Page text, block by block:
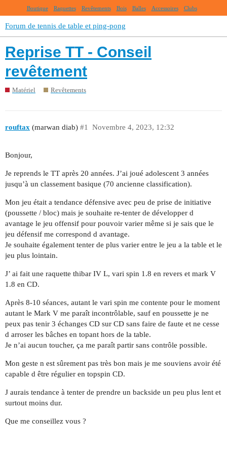
Boutique Raquettes Revêtements Bois Balles Accessoires Clubs
Forum de tennis de table et ping-pong
Reprise TT - Conseil
revêtement
Matériel Revêtements
rouftax (marwan diab) Novembre 4, 2023, 12:32
#1
Bonjour,
Je reprends le TT après 20 années. J’ai joué adolescent 3 années
jusqu’à un classement basique (70 ancienne classification).
Mon jeu était a tendance défensive avec peu de prise de initiative
(poussette / bloc) mais je souhaite re-tenter de développer d
avantage le jeu offensif pour pouvoir varier même si je sais que le
jeu défensif me correspond d avantage.
Je souhaite également tenter de plus varier entre le jeu a la table et le
jeu plus lointain.
J’ ai fait une raquette thibar IV L, vari spin 1.8 en revers et mark V
1.8 en CD.
Après 8-10 séances, autant le vari spin me contente pour le moment
autant le Mark V me paraît incontrôlable, sauf en poussette je ne
peux pas tenir 3 échanges CD sur CD sans faire de faute et ne cesse
d arroser les bâches en topant hors de la table.
Je n’ai aucun toucher, ça me paraît partir sans contrôle possible.
Mon geste n est sûrement pas très bon mais je me souviens avoir été
capable d être régulier en topspin CD.
J aurais tendance à tenter de prendre un backside un peu plus lent et
surtout moins dur.
Que me conseillez vous ?